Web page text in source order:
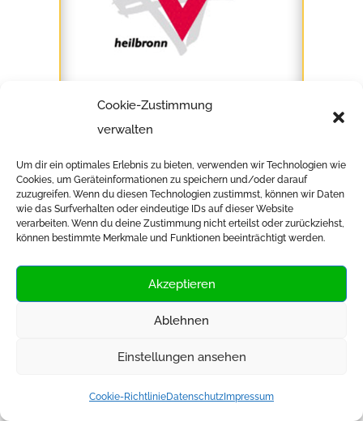
Cookie-Zustimmung
verwalten
Um dir ein optimales Erlebnis zu bieten, verwenden wir Technologien wie
Cookies, um Geräteinformationen zu speichern und/oder darauf
zuzugreifen. Wenn du diesen Technologien zustimmst, können wir Daten
wie das Surfverhalten oder eindeutige IDs auf dieser Website
verarbeiten. Wenn du deine Zustimmung nicht erteilst oder zurückziehst,
können bestimmte Merkmale und Funktionen beeinträchtigt werden.
Akzeptieren
Ablehnen
Einstellungen ansehen
Cookie-RichtlinieDatenschutz Impressum